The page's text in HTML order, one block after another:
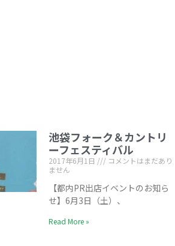
池袋フォーク＆カントリ
ーフェスティバル
2017年6月1日
コメントはまだあり
ません
【都内PR出店イベントのお知ら
せ】6月3日（土）、
Read More »